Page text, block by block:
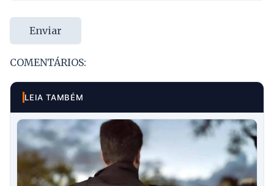
Enviar
COMENTÁRIOS:
LEIA TAMBÉM